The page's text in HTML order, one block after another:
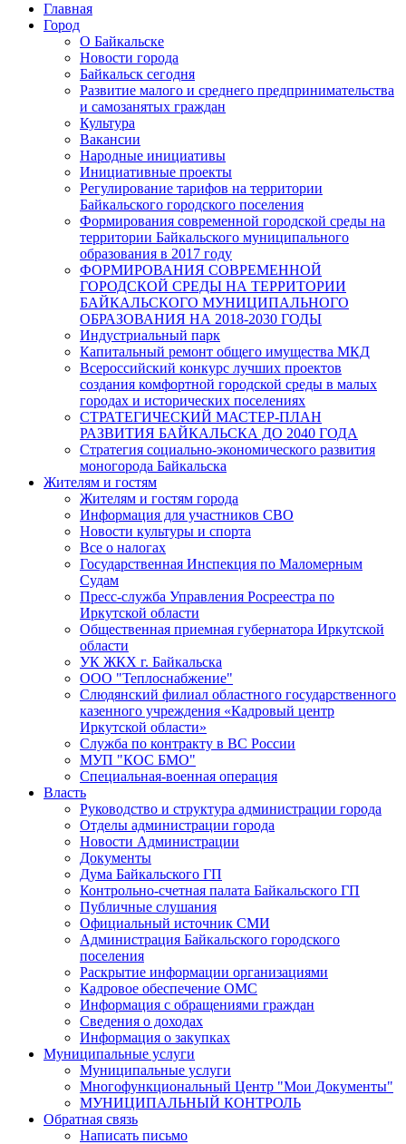
Главная
Город
О Байкальске
Новости города
Байкальск сегодня
Развитие малого и среднего предпринимательства
и самозанятых граждан
Культура
Вакансии
Народные инициативы
Инициативные проекты
Регулирование тарифов на территории
Байкальского городского поселения
Формирования современной городской среды на
территории Байкальского муниципального
образования в 2017 году
ФОРМИРОВАНИЯ СОВРЕМЕННОЙ
ГОРОДСКОЙ СРЕДЫ НА ТЕРРИТОРИИ
БАЙКАЛЬСКОГО МУНИЦИПАЛЬНОГО
ОБРАЗОВАНИЯ НА 2018-2030 ГОДЫ
Индустриальный парк
Капитальный ремонт общего имущества МКД
Всероссийский конкурс лучших проектов
создания комфортной городской среды в малых
городах и исторических поселениях
СТРАТЕГИЧЕСКИЙ МАСТЕР-ПЛАН
РАЗВИТИЯ БАЙКАЛЬСКА ДО 2040 ГОДА
Стратегия социально-экономического развития
моногорода Байкальска
Жителям и гостям
Жителям и гостям города
Информация для участников СВО
Новости культуры и спорта
Все о налогах
Государственная Инспекция по Маломерным
Судам
Пресс-служба Управления Росреестра по
Иркутской области
Общественная приемная губернатора Иркутской
области
УК ЖКХ г. Байкальска
ООО "Теплоснабжение"
Слюдянский филиал областного государственного
казенного учреждения «Кадровый центр
Иркутской области»
Служба по контракту в ВС России
МУП "КОС БМО"
Специальная-военная операция
Власть
Руководство и структура администрации города
Отделы администрации города
Новости Администрации
Документы
Дума Байкальского ГП
Контрольно-счетная палата Байкальского ГП
Публичные слушания
Официальный источник СМИ
Администрация Байкальского городского
поселения
Раскрытие информации организациями
Кадровое обеспечение ОМС
Информация с обращениями граждан
Сведения о доходах
Информация о закупках
Муниципальные услуги
Муниципальные услуги
Многофункциональный Центр "Мои Документы"
МУНИЦИПАЛЬНЫЙ КОНТРОЛЬ
Обратная связь
Написать письмо